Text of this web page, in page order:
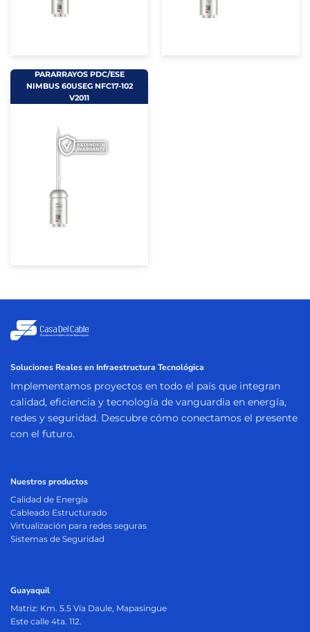
PARARRAYOS PDC/ESE
NIMBUS 60USEG NFC17-102
V2011
Soluciones Reales en Infraestructura Tecnológica
Implementamos proyectos en todo el país que integran
calidad, eficiencia y tecnología de vanguardia en energía,
redes y seguridad. Descubre cómo conectamos el presente
con el futuro.
Nuestros productos
Calidad de Energía
Cableado Estructurado
Virtualización para redes seguras
Sistemas de Seguridad
Guayaquil
Matriz: Km. 5.5 Vía Daule, Mapasingue
Este calle 4ta. 112.